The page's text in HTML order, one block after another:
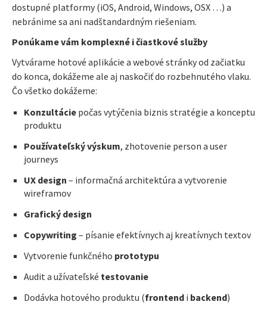
dostupné platformy (iOS, Android, Windows, OSX …) a
nebránime sa ani nadštandardným riešeniam.
Ponúkame vám komplexné i čiastkové služby
Vytvárame hotové aplikácie a webové stránky od začiatku
do konca, dokážeme ale aj naskočiť do rozbehnutého vlaku.
Čo všetko dokážeme:
Konzultácie počas vytýčenia biznis stratégie a konceptu
produktu
Používateľský výskum, zhotovenie person a user
journeys
UX design – informačná architektúra a vytvorenie
wireframov
Grafický design
Copywriting – písanie efektívnych aj kreatívnych textov
Vytvorenie funkčného prototypu
Audit a užívateľské testovanie
Dodávka hotového produktu (frontend i backend)